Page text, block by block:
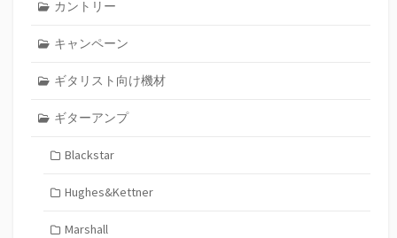
カントリー
キャンペーン
ギタリスト向け機材
ギターアンプ
Blackstar
Hughes&Kettner
Marshall